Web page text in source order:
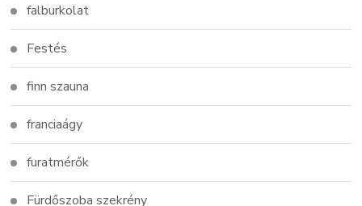
falburkolat
Festés
finn szauna
franciaágy
furatmérők
Fürdőszoba szekrény